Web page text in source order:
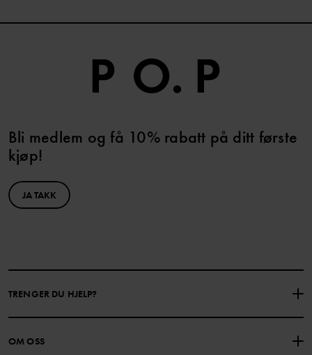
Bli medlem og få 10% rabatt på ditt første
kjøp!
JA TAKK
TRENGER DU HJELP?
KONTAKTE OSS
OM OSS